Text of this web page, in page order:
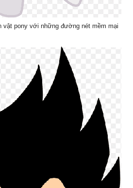
vật pony với những đường nét mềm mại